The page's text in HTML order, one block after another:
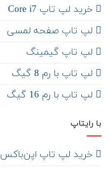
خرید لپ تاپ Core i7
لپ تاپ صفحه لمسی
لپ تاپ گیمینگ
لپ تاپ با رم 8 گیگ
لپ تاپ با رم 16 گیگ
با رایتاپ
‌ خرید لپ تاپ اپن‌باکس